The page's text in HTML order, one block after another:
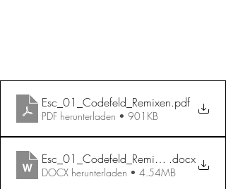
Esc_01_Codefeld_Remixen.pdf
PDF herunterladen • 901KB
Esc_01_Codefeld_Remixen.docx
DOCX herunterladen • 4.54MB